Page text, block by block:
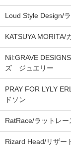
Loud Style Design/
KATSUYA
Nil:GRAVE
ズ ジュエリー
PRAY FOR LYLY
ドソン
RatRace/ラットレー
Rizard Head/リザー